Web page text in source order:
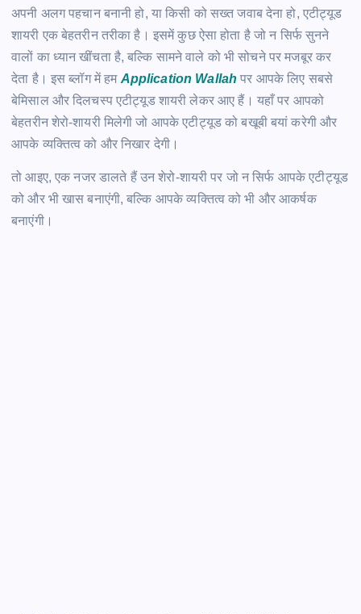
अपनी अलग पहचान बनानी हो, या किसी को सख्त जवाब देना हो, एटीट्यूड
शायरी एक बेहतरीन तरीका है। इसमें कुछ ऐसा होता है जो न सिर्फ सुनने
वालों का ध्यान खींचता है, बल्कि सामने वाले को भी सोचने पर मजबूर कर
देता है। इस ब्लॉग में हम Application Wallah पर आपके लिए सबसे
बेमिसाल और दिलचस्प एटीट्यूड शायरी लेकर आए हैं। यहाँ पर आपको
बेहतरीन शेरो-शायरी मिलेगी जो आपके एटीट्यूड को बखूबी बयां करेगी और
आपके व्यक्तित्व को और निखार देगी।
तो आइए, एक नजर डालते हैं उन शेरो-शायरी पर जो न सिर्फ आपके एटीट्यूड
को और भी खास बनाएंगी, बल्कि आपके व्यक्तित्व को भी और आकर्षक
बनाएंगी।